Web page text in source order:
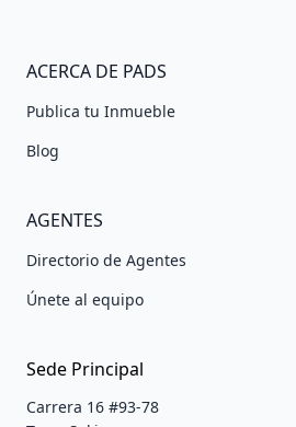
ACERCA DE PADS
Publica tu Inmueble
Blog
AGENTES
Directorio de Agentes
Únete al equipo
Sede Principal
Carrera 16 #93-78